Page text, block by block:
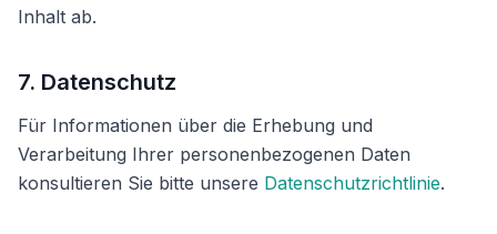
Inhalt ab.
7. Datenschutz
Für Informationen über die Erhebung und
Verarbeitung Ihrer personenbezogenen Daten
konsultieren Sie bitte unsere Datenschutzrichtlinie.